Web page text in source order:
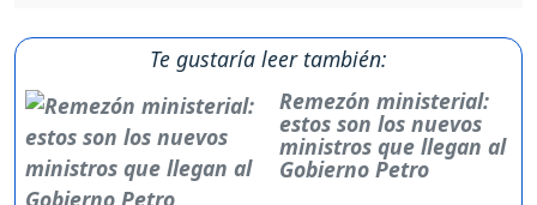
Te gustaría leer también:
Remezón ministerial:
estos son los nuevos
ministros que llegan al
Gobierno Petro